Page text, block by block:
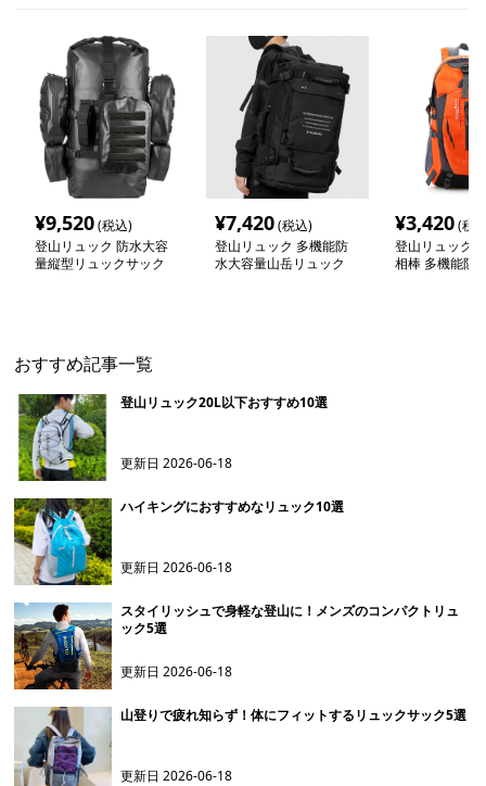
¥9,520(税込)
登山リュック 防水大容
量縦型リュックサック
¥7,420(税込)
登山リュック 多機能防
水大容量山岳リュック
¥3,420(税
登山リュック
相棒 多機能防
おすすめ記事一覧
登山リュック20L以下おすすめ10選
更新日2026-06-18
ハイキングにおすすめなリュック10選
更新日2026-06-18
スタイリッシュで身軽な登山に！メンズのコンパクトリュ
ック5選
更新日2026-06-18
山登りで疲れ知らず！体にフィットするリュックサック5選
更新日2026-06-18